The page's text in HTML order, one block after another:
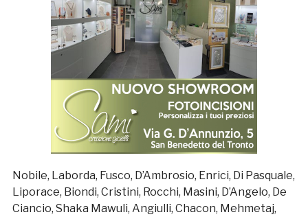
Nobile, Laborda, Fusco, D’Ambrosio, Enrici, Di Pasquale,
Liporace, Biondi, Cristini, Rocchi, Masini, D’Angelo, De
Ciancio, Shaka Mawuli, Angiulli, Chacon, Mehmetaj,